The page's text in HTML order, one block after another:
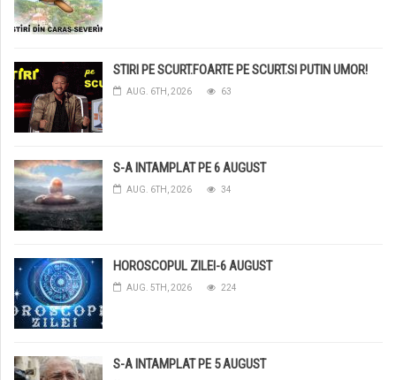
STIRI PE SCURT.FOARTE PE SCURT.SI PUTIN UMOR!
AUG. 6TH, 2026 63
S-A INTAMPLAT PE 6 AUGUST
AUG. 6TH, 2026 34
HOROSCOPUL ZILEI-6 AUGUST
AUG. 5TH, 2026 224
S-A INTAMPLAT PE 5 AUGUST